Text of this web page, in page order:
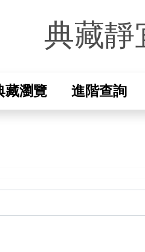
料室
藏瀏覽 進階查詢